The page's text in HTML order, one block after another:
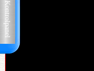
Kontrolpanel